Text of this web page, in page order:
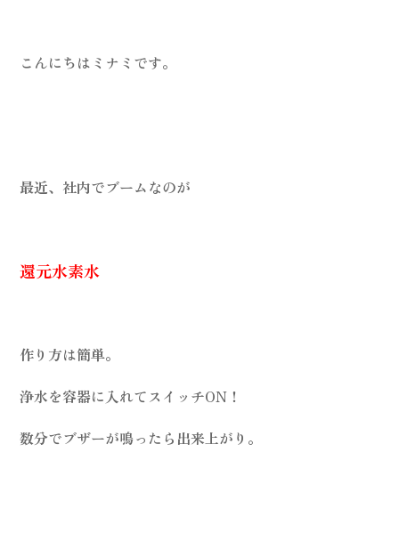
こんにちはミナミです。
最近、社内でブームなのが
還元水素水
作り方は簡単。
浄水を容器に入れてスイッチON！
数分でブザーが鳴ったら出来上がり。